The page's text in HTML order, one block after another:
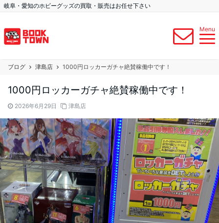
岐阜・愛知のホビーグッズの買取・販売はお任せ下さい
Menu
ブログ 津島店 1000円ロッカーガチャ絶賛稼働中です！
1000円ロッカーガチャ絶賛稼働中です！
2026年6月29日 津島店